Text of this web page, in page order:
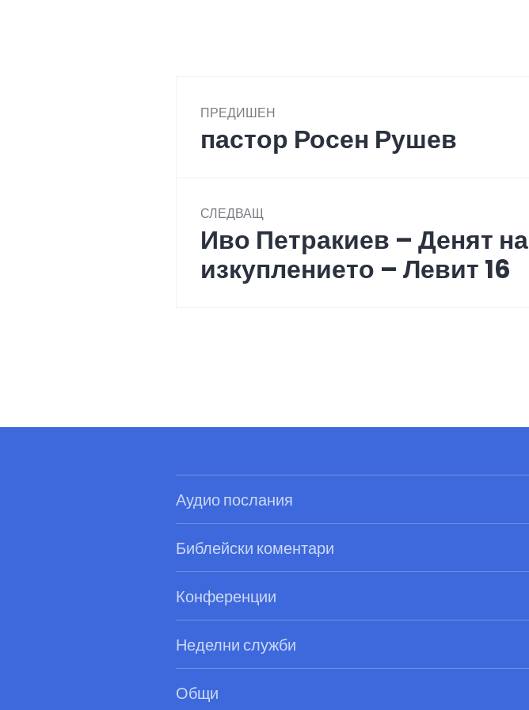
navigation
ПРЕДИШЕН
Previous
пастор Росен Рушев
СЛЕДВАЩ
Next
post:
Иво Петракиев – Денят на
изкуплението – Левит 16
Аудио послания
Библейски коментари
Конференции
Неделни служби
Общи